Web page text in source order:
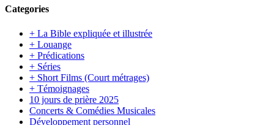
Categories
+ La Bible expliquée et illustrée
+ Louange
+ Prédications
+ Séries
+ Short Films (Court métrages)
+ Témoignages
10 jours de prière 2025
Concerts & Comédies Musicales
Développement personnel